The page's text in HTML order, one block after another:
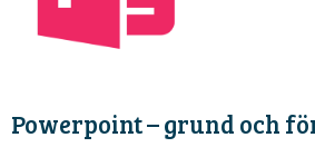
Powerpoint – grund och